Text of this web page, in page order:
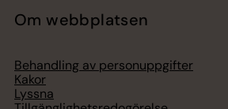
Om webbplatsen
Behandling av personuppgifter
Kakor
Lyssna